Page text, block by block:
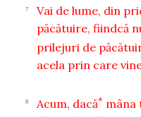
7 Vai de lume, din
păcătuire, fiindcă
prilejuri de
acela prin care
8 Acum, dacă* mâna